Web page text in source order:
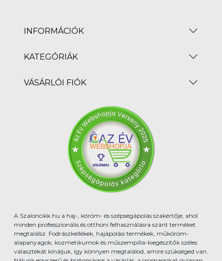
INFORMÁCIÓK
KATEGÓRIÁK
VÁSÁRLÓI FIÓK
A Szaloncikk.hu a haj-, köröm- és szépségápolás szakértője, ahol
minden professzionális és otthoni felhasználásra szánt terméket
megtalálsz. Fodrászkellékek, hajápolási termékek, műköröm-
alapanyagok, kozmetikumok és műszempilla-kiegészítők széles
választékát kínáljuk, így könnyen megtalálod, amire szükséged van.